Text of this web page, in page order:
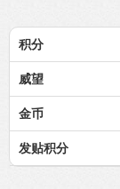
积分
威望
金币
发贴积分